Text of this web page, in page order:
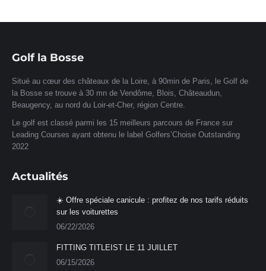
Golf la Bosse
Situé au cœur des châteaux de la Loire, à 90min de Paris, le Golf de
la Bosse se trouve à 30 mn de Vendôme, Blois, Châteaudun,
Beaugency, au nord du Loir-et-Cher, région Centre.
Le golf est classé parmi les 15 meilleurs parcours de France sur
Leading Courses ayant obtenu le label Golfers’Choise Outstanding
2022
Actualités
☀️ Offre spéciale canicule : profitez de nos tarifs réduits
sur les voiturettes
06/22/2026
FITTING TITLEIST LE 11 JUILLET
06/15/2026